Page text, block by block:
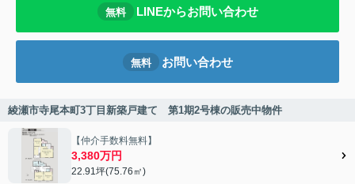
無料 LINEからお問い合わせ
無料 お問い合わせ
綾瀬市寺尾本町3丁目新築戸建て 第1期2号棟の販売中物件
【仲介手数料無料】
3,380万円
22.91坪(75.76㎡)